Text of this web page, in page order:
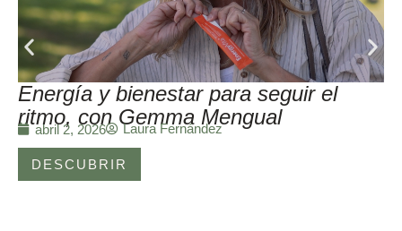
Energía y bienestar para seguir el
ritmo, con Gemma Mengual
abril 2, 2026 Laura Fernández
DESCUBRIR